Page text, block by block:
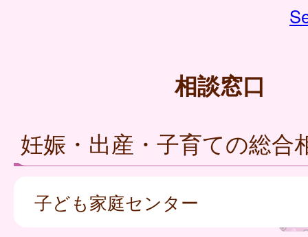
相談窓口
妊娠・出産・子育ての総合
子ども家庭センター